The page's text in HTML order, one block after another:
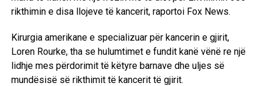
rikthimin e disa llojeve të kancerit, raportoi Fox News.
Kirurgia amerikane e specializuar për kancerin e gjirit,
Loren Rourke, tha se hulumtimet e fundit kanë vënë re një
lidhje mes përdorimit të këtyre barnave dhe uljes së
mundësisë së rikthimit të kancerit të gjirit.